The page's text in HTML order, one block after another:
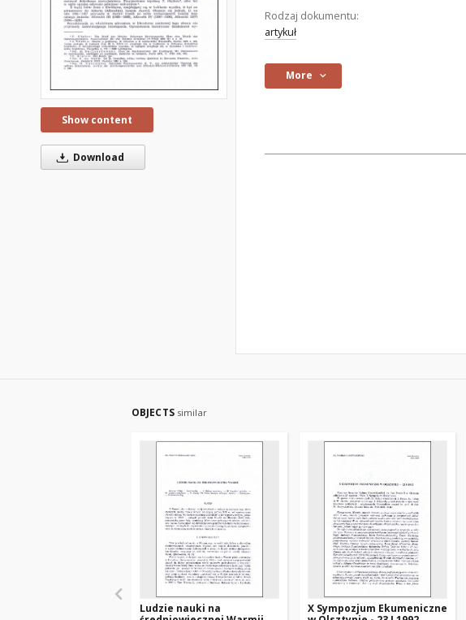
Show content
Download
Rodzaj dokumentu:
artykuł
More
OBJECTS similar
Ludzie nauki na
X Sympozjum Ekumeniczne